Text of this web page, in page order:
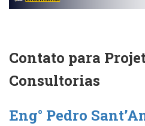
Contato para
Consultorias
Eng° Pedro